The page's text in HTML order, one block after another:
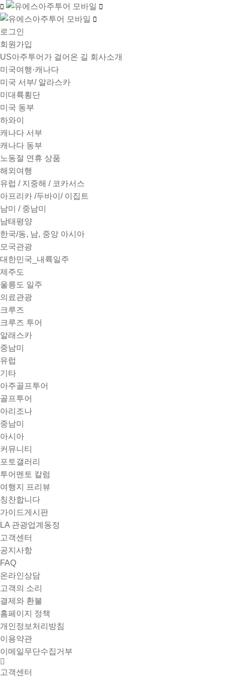
로그인
회원가입
US아주투어가 걸어온 길 회사소개
미국여행·캐나다
미국 서부/ 알라스카
미대륙횡단
미국 동부
하와이
캐나다 서부
캐나다 동부
노동절 연휴 상품
해외여행
유럽 / 지중해 / 코카서스
아프리카 /두바이/ 이집트
남미 / 중남미
남태평양
한국/동, 남, 중앙 아시아
모국관광
대한민국_내륙일주
제주도
울릉도 일주
의료관광
크루즈
크루즈 투어
알래스카
중남미
유럽
기타
아주골프투어
골프투어
아리조나
중남미
아시아
커뮤니티
포토갤러리
투어멘토 칼럼
여행지 프리뷰
칭찬합니다
가이드게시판
LA 관광업계동정
고객센터
공지사항
FAQ
온라인상담
고객의 소리
결제와 환불
홈페이지 정책
개인정보처리방침
이용약관
이메일무단수집거부
고객센터